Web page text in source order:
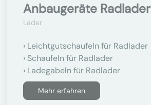
Anbaugeräte Radlader
Lader
Leichtgutschaufeln für Radlader
Schaufeln für Radlader
Ladegabeln für Radlader
Mehr erfahren